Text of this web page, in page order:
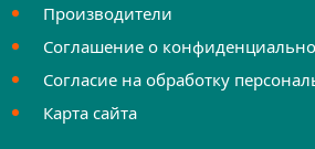
Производители
Соглашение о
Согласие на обработку
Карта сайта